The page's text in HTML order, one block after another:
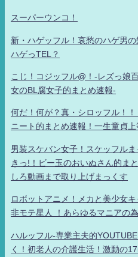
スーパーウンコ！
新・ハゲッフル！哀愁のハゲ男
ハゲっTEL？
こじ！コジッフル@！-レズっ娘
女のBL腐女子的まとめ速報-
何だ！何が？真・シロッフル
ニート的まとめ速報！一生童貞上
男装スケバン女子！スケッフル
きっ!！ビー玉のおいぬさん的ま
しろ動画まで取り上げまっくす
ロボットアニメ！メカと美少女
非モテ星人 ！あらゆるマニアの
ハルッフル-専業主夫的
く！初老人の介護生活！激動の